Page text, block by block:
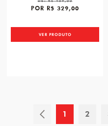
POR R$ 329,00
VER PRODUTO
1 2